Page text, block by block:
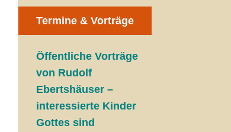
Termine & Vorträge
Öffentliche Vorträge
von Rudolf
Ebertshäuser –
interessierte Kinder
Gottes sind